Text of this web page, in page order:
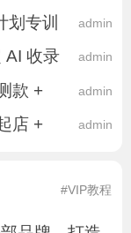
划专训 admin
AI 收录 admin
款 + admin
店 + admin
#VIP教程